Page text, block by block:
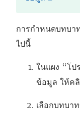
ง
ะ
เ
ปิ
การกำหนดบทบา
ไปนี้
ในแผง “โป
ข้อมูล ให้ค
เลือกบทบา